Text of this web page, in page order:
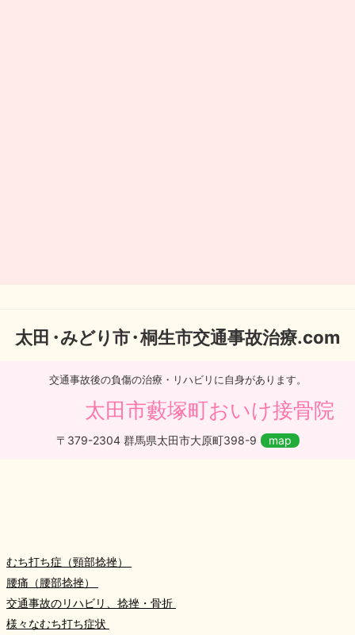
太田・みどり市・桐生市交通事故治療.com
交通事故後の負傷の治療・リハビリに自身があります。
太田市藪塚町おいけ接骨院
〒379-2304 群馬県太田市大原町398-9 map
むち打ち症（頸部捻挫）
腰痛（腰部捻挫）
交通事故のリハビリ、捻挫・骨折
様々なむち打ち症状